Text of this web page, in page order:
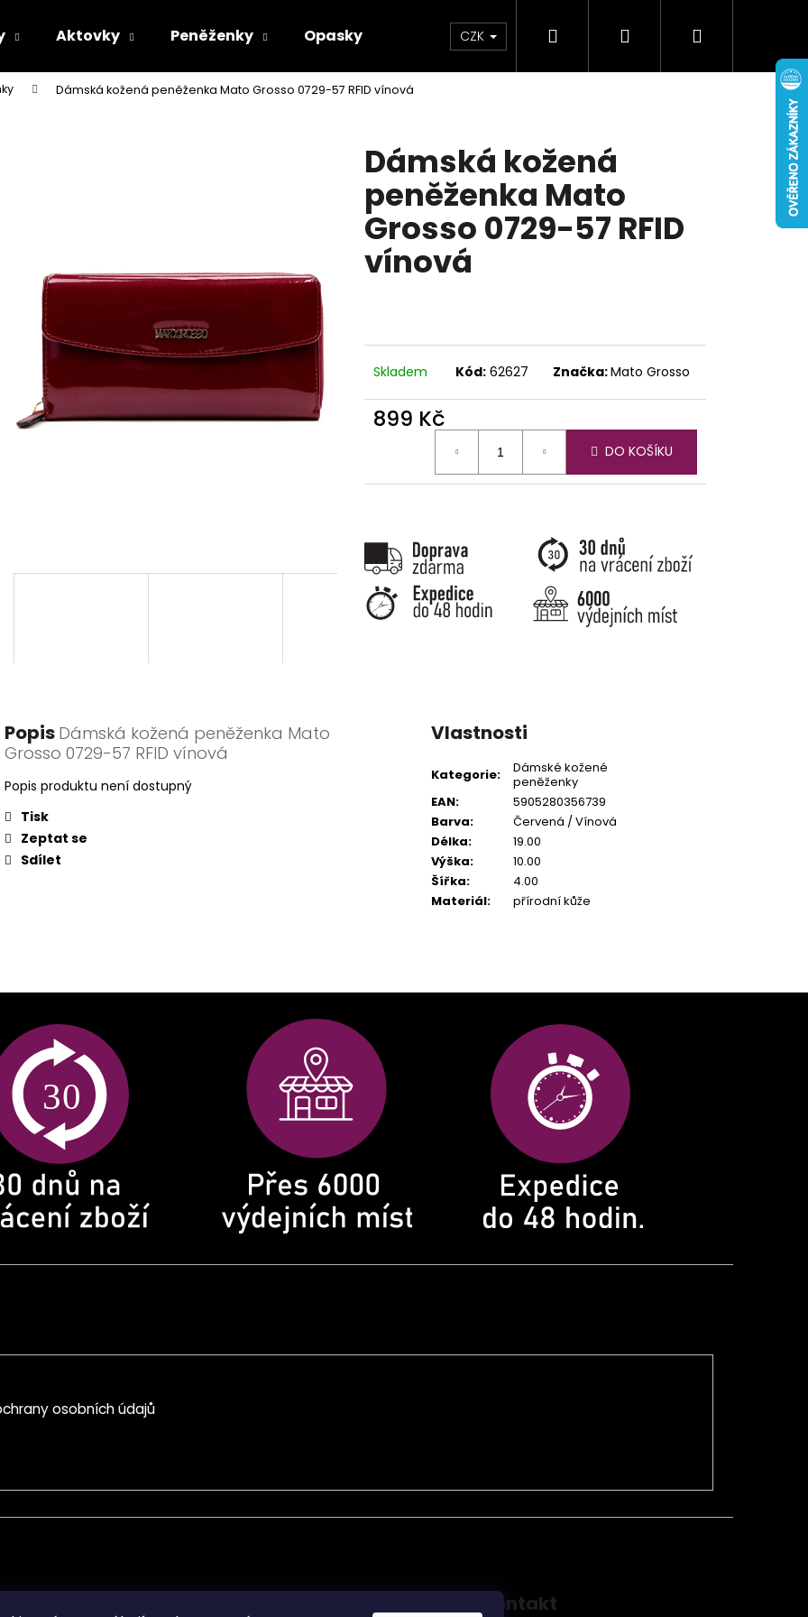
Aktovky Peněženky Opasky Doplňky Novinky
CZK Hledat PřihlášeníNákupní
Dámská kožená peněženka Mato Grosso 0729-57 RFID vínová
Dámská kožená
peněženka Mato
Grosso 0729-57 RFID
vínová
Skladem Kód: 62627 Značka:Mato Grosso
899 Kč
DO KOŠÍKU
Popis Dámská kožená peněženka Mato
Grosso 0729-57 RFID vínová
Popis produktu není dostupný
Tisk
Zeptat se
Sdílet
Vlastnosti
Kategorie:
Dámské kožené
peněženky
EAN:
5905280356739
Barva:
Červená / Vínová
Délka:
19.00
Výška:
10.00
Šířka:
4.00
Materiál: přírodní kůže
Co potřebujete najít?
osobních údajů
Kontakt